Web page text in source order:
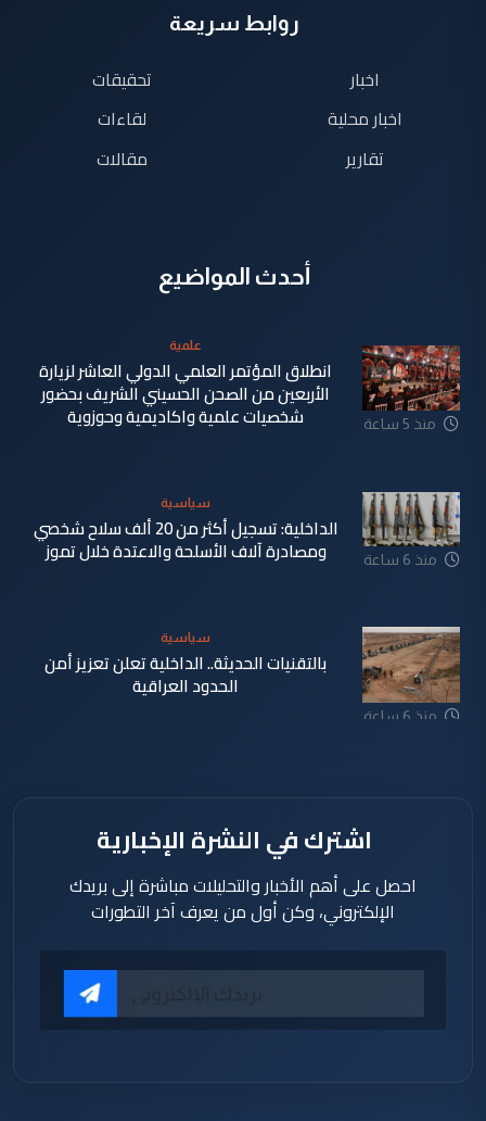
روابط سريعة
اخبار
اخبار محلية
تقارير
تحقيقات
لقاءات
مقالات
أحدث المواضيع
منذ 5 ساعة
علمية
انطلاق المؤتمر العلمي الدولي العاشر لزيارة
الأربعين من الصحن الحسيني الشريف بحضور
شخصيات علمية واكاديمية وحوزوية
منذ 6 ساعة
سياسية
الداخلية: تسجيل أكثر من 20 ألف سلاح شخصي
ومصادرة آلاف الأسلحة والاعتدة خلال تموز
منذ 6 ساعة
سياسية
بالتقنيات الحديثة.. الداخلية تعلن تعزيز أمن
الحدود العراقية
اشترك في النشرة الإخبارية
احصل على أهم الأخبار والتحليلات مباشرة إلى بريدك
الإلكتروني، وكن أول من يعرف آخر التطورات